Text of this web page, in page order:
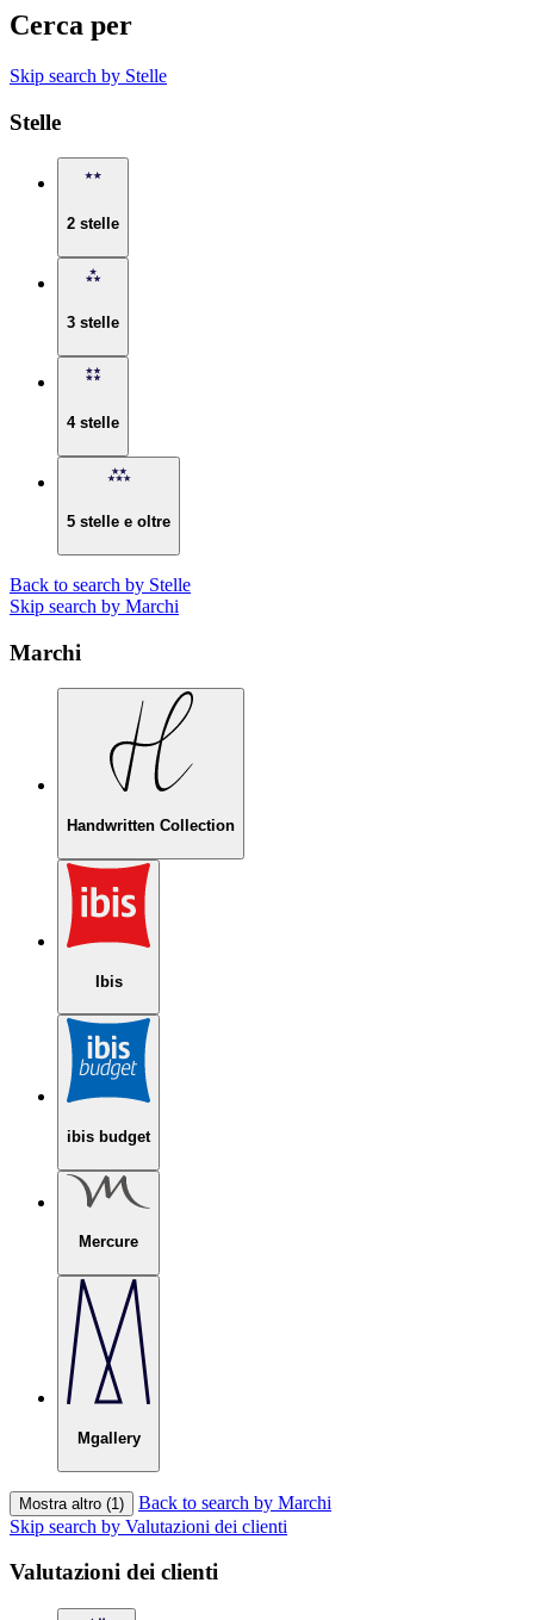
Cerca per
Skip search by Stelle
Stelle
2 stelle
3 stelle
4 stelle
5 stelle e oltre
Back to search by Stelle
Skip search by Marchi
Marchi
Handwritten Collection
Ibis
ibis budget
Mercure
Mgallery
Mostra altro (1)
Back to search by Marchi
Skip search by Valutazioni dei clienti
Valutazioni dei clienti